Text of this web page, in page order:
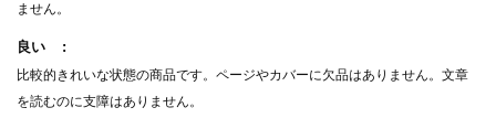
ません。
良い
比較的きれいな状態の商品です。ページやカバーに欠品はありません。文章
を読むのに支障はありません。